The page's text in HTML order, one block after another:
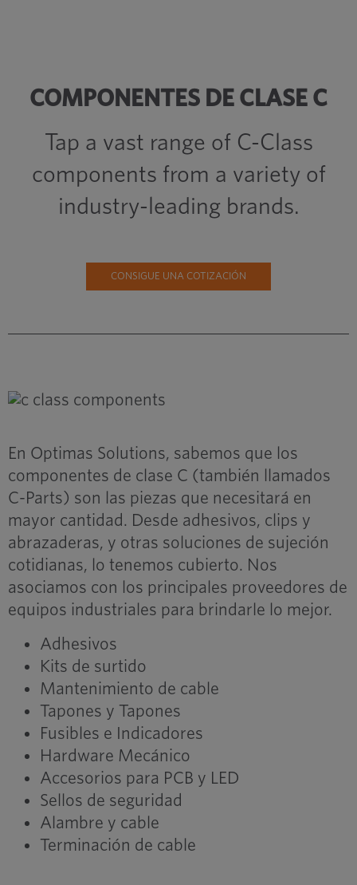
COMPONENTES DE CLASE C
Tap a vast range of C-Class
components from a variety of
industry-leading brands.
CONSIGUE UNA COTIZACIÓN
En Optimas Solutions, sabemos que los
componentes de clase C (también llamados
C-Parts) son las piezas que necesitará en
mayor cantidad. Desde adhesivos, clips y
abrazaderas, y otras soluciones de sujeción
cotidianas, lo tenemos cubierto. Nos
asociamos con los principales proveedores de
equipos industriales para brindarle lo mejor.
Adhesivos
Kits de surtido
Mantenimiento de cable
Tapones y Tapones
Fusibles e Indicadores
Hardware Mecánico
Accesorios para PCB y LED
Sellos de seguridad
Alambre y cable
Terminación de cable